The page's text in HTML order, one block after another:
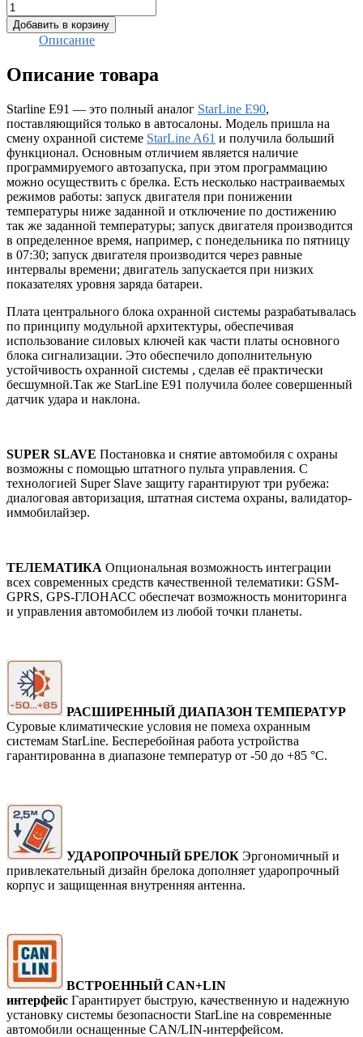
Добавить в корзину
Описание
Описание товара
Starline E91 — это полный аналог StarLine E90,
поставляющийся только в автосалоны. Модель пришла на
смену охранной системе StarLine A61 и получила больший
функционал. Основным отличием является наличие
программируемого автозапуска, при этом программацию
можно осуществить с брелка. Есть несколько настраиваемых
режимов работы: запуск двигателя при понижении
температуры ниже заданной и отключение по достижению
так же заданной температуры; запуск двигателя производится
в определенное время, например, с понедельника по пятницу
в 07:30; запуск двигателя производится через равные
интервалы времени; двигатель запускается при низких
показателях уровня заряда батареи.
Плата центрального блока охранной системы разрабатывалась
по принципу модульной архитектуры, обеспечивая
использование силовых ключей как части платы основного
блока сигнализации. Это обеспечило дополнительную
устойчивость охранной системы , сделав её практически
бесшумной.Так же StarLine E91 получила более совершенный
датчик удара и наклона.
SUPER SLAVE Постановка и снятие автомобиля с охраны
возможны с помощью штатного пульта управления. С
технологией Super Slave защиту гарантируют три рубежа:
диалоговая авторизация, штатная система охраны, валидатор-
иммобилайзер.
ТЕЛЕМАТИКА Опциональная возможность интеграции
всех современных средств качественной телематики: GSM-
GPRS, GPS-ГЛОНАСС обеспечат возможность мониторинга
и управления автомобилем из любой точки планеты.
РАСШИРЕННЫЙ ДИАПАЗОН ТЕМПЕРАТУР
Суровые климатические условия не помеха охранным
системам StarLine. Бесперебойная работа устройства
гарантированна в диапазоне температур от -50 до +85 °С.
УДАРОПРОЧНЫЙ БРЕЛОК Эргономичный и
привлекательный дизайн брелока дополняет ударопрочный
корпус и защищенная внутренняя антенна.
ВСТРОЕННЫЙ CAN+LIN
интерфейс Гарантирует быструю, качественную и надежную
установку системы безопасности StarLine на современные
автомобили оснащенные CAN/LIN-интерфейсом.